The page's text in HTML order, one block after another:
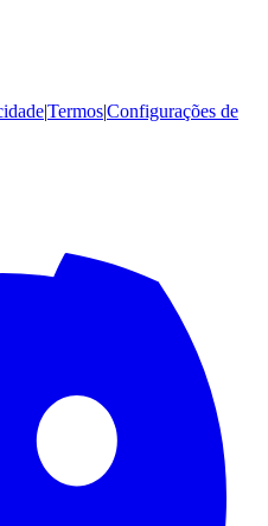
|Termos|Configurações de